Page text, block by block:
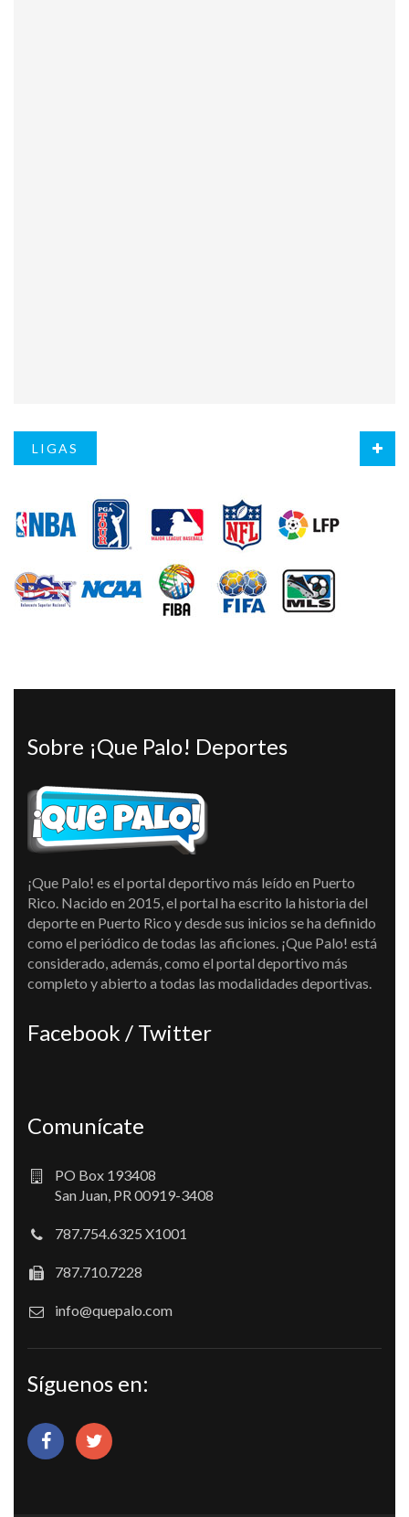
LIGAS
Sobre ¡Que Palo! Deportes
¡Que Palo! es el portal deportivo más leído en Puerto
Rico. Nacido en 2015, el portal ha escrito la historia del
deporte en Puerto Rico y desde sus inicios se ha definido
como el periódico de todas las aficiones. ¡Que Palo! está
considerado, además, como el portal deportivo más
completo y abierto a todas las modalidades deportivas.
Facebook / Twitter
Comunícate
PO Box 193408
San Juan, PR 00919-3408
787.754.6325 X1001
787.710.7228
info@quepalo.com
Síguenos en: